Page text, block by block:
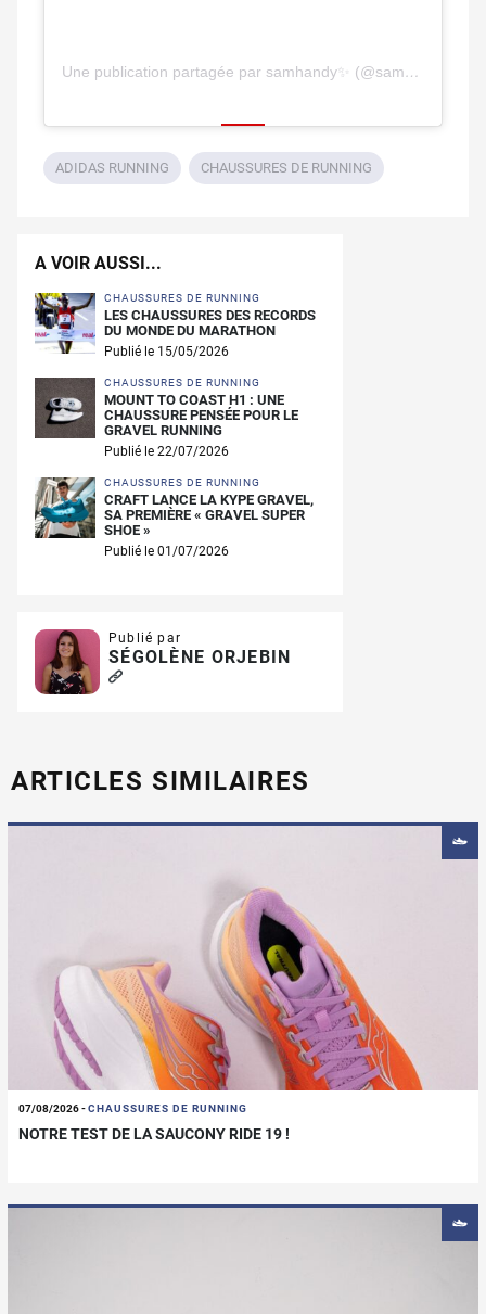
Une publication partagée par samhandy✨ (@samhandy)
ADIDAS RUNNING CHAUSSURES DE RUNNING
A VOIR AUSSI...
CHAUSSURES DE RUNNING
LES CHAUSSURES DES RECORDS
DU MONDE DU MARATHON
Publié le 15/05/2026
CHAUSSURES DE RUNNING
MOUNT TO COAST H1 : UNE
CHAUSSURE PENSÉE POUR LE
GRAVEL RUNNING
Publié le 22/07/2026
CHAUSSURES DE RUNNING
CRAFT LANCE LA KYPE GRAVEL,
SA PREMIÈRE « GRAVEL SUPER
SHOE »
Publié le 01/07/2026
Publié par
SÉGOLÈNE ORJEBIN
ARTICLES SIMILAIRES
07/08/2026-CHAUSSURES DE RUNNING
NOTRE TEST DE LA SAUCONY RIDE 19 !